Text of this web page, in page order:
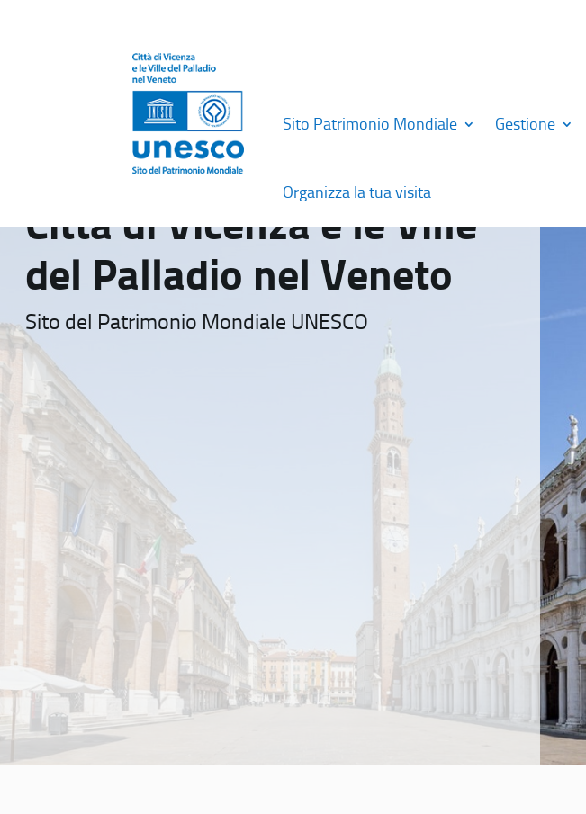
Sito Patrimonio Mondiale Gestione
Organizza la tua visita
Città di Vicenza e le Ville
del Palladio nel Veneto
Sito del Patrimonio Mondiale UNESCO